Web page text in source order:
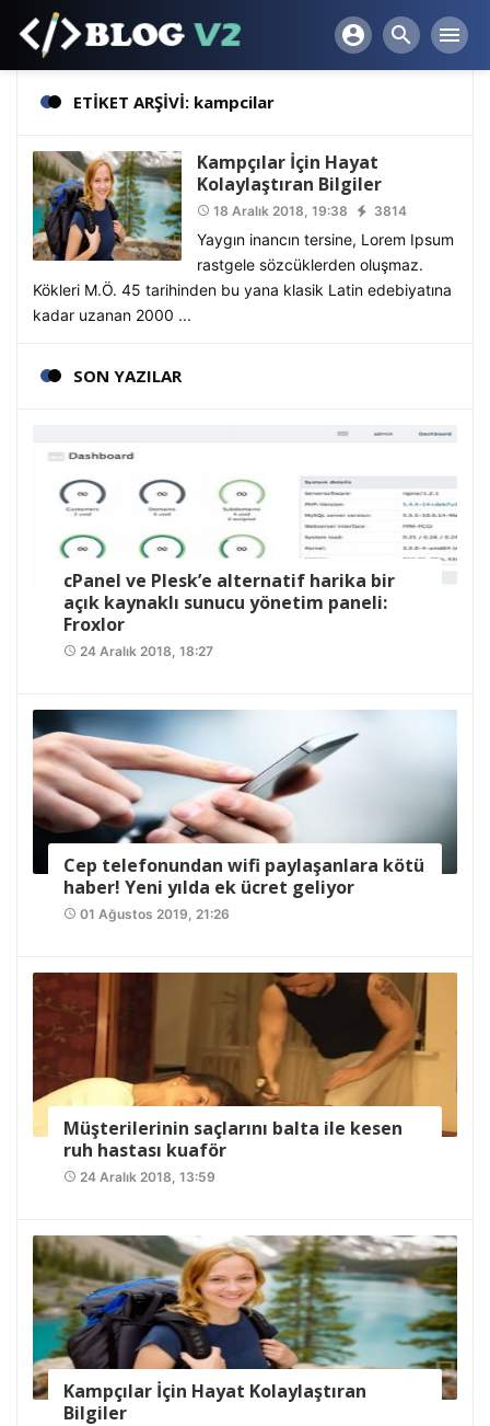
account_circle search menu
ETİKET ARŞİVİ: kampcilar
Kampçılar İçin Hayat
Kolaylaştıran Bilgiler
access_time 18 Aralık 2018, 19:38 3814
Yaygın inancın tersine, Lorem Ipsum
rastgele sözcüklerden oluşmaz.
Kökleri M.Ö. 45 tarihinden bu yana klasik Latin edebiyatına
kadar uzanan 2000 ...
SON YAZILAR
cPanel ve Plesk’e alternatif harika bir
açık kaynaklı sunucu yönetim paneli:
Froxlor
access_time 24 Aralık 2018, 18:27
Cep telefonundan wifi paylaşanlara kötü
haber! Yeni yılda ek ücret geliyor
access_time 01 Ağustos 2019, 21:26
Müşterilerinin saçlarını balta ile kesen
ruh hastası kuaför
access_time 24 Aralık 2018, 13:59
Kampçılar İçin Hayat Kolaylaştıran
Bilgiler